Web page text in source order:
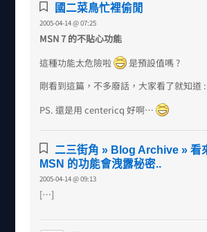
國二菜鳥忙裡偷閒
2005-04-14 @ 07:25
MSN 7 的不貼心功能
這種功能太危險啦
是預設值嗎 ?
剛看到這篇，不多廢話，大家看了就知道
PS. 還是用 centericq 好啊…
二三街角 » Blog Archive » 看
MSN 的功能會洩露秘密..
2005-04-14 @ 09:13
[…]